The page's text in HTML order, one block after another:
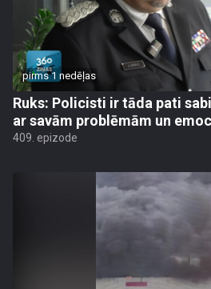
pirms 1 nedēļas
Ruks: Policisti ir tāda pati
ar savām problēmām un
409. epizode